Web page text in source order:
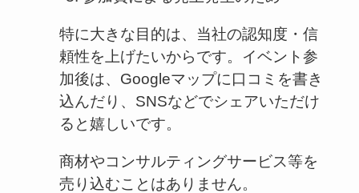
特に大きな目的は、当社の認知度・信
頼性を上げたいからです。イベント参
加後は、Googleマップに口コミを書き
込んだり、SNSなどでシェアいただけ
ると嬉しいです。
商材やコンサルティングサービス等を
売り込むことはありません。